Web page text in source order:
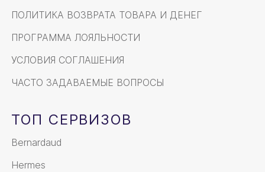
ПОЛИТИКА ВОЗВРАТА ТОВАРА И ДЕНЕГ
ПРОГРАММА ЛОЯЛЬНОСТИ
УСЛОВИЯ СОГЛАШЕНИЯ
ЧАСТО ЗАДАВАЕМЫЕ ВОПРОСЫ
ТОП СЕРВИЗОВ
Bernardaud
Hermes